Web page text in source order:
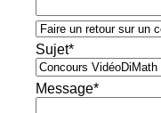
Sujet*
Message*